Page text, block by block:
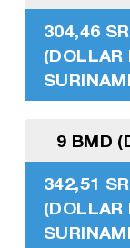
304,46
(DOLLAR
9 BMD
342,51
(DOLLAR